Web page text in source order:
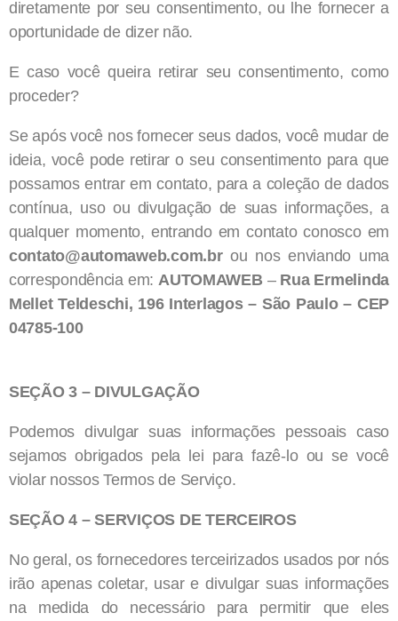
diretamente por seu consentimento, ou lhe fornecer a
oportunidade de dizer não.
E caso você queira retirar seu consentimento, como
proceder?
Se após você nos fornecer seus dados, você mudar de
ideia, você pode retirar o seu consentimento para que
possamos entrar em contato, para a coleção de dados
contínua, uso ou divulgação de suas informações, a
qualquer momento, entrando em contato conosco em
contato@automaweb.com.brou nos enviando uma
correspondência em:AUTOMAWEB – Rua Ermelinda
Mellet Teldeschi, 196 Interlagos – São Paulo – CEP
04785-100
SEÇÃO 3 – DIVULGAÇÃO
Podemos divulgar suas informações pessoais caso
sejamos obrigados pela lei para fazê-lo ou se você
violar nossos Termos de Serviço.
SEÇÃO 4 – SERVIÇOS DE TERCEIROS
No geral, os fornecedores terceirizados usados por nós
irão apenas coletar, usar e divulgar suas informações
na medida do necessário para permitir que eles